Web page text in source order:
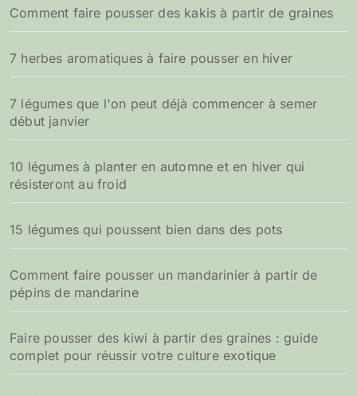
e
r
:
Comment faire pousser des kakis à partir de graines
7 herbes aromatiques à faire pousser en hiver
7 légumes que l'on peut déjà commencer à semer
début janvier
10 légumes à planter en automne et en hiver qui
résisteront au froid
15 légumes qui poussent bien dans des pots
Comment faire pousser un mandarinier à partir de
pépins de mandarine
Faire pousser des kiwi à partir des graines : guide
complet pour réussir votre culture exotique